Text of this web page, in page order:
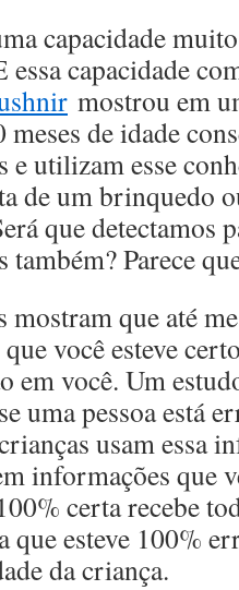
capacidade
capacidade
mostrou em
meses de idade
e utilizam esse
de um brinquedo
que detectamos
também? Parece
mostram que até
você esteve
em você. Um
uma pessoa está
usam essa
informações que
certa recebe
que esteve 100%
da criança.